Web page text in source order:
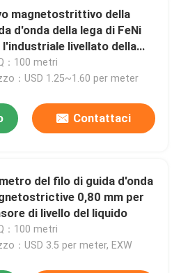
magnetostrittivo della
d'onda della lega di FeNi
l'industriale livellato della
0.50mm
：100 metri
：USD 1.25~1.60 per meter
Contattaci
del filo di guida d'onda
0,80 mm per
di livello del liquido
：100 metri
：USD 3.5 per meter, EXW